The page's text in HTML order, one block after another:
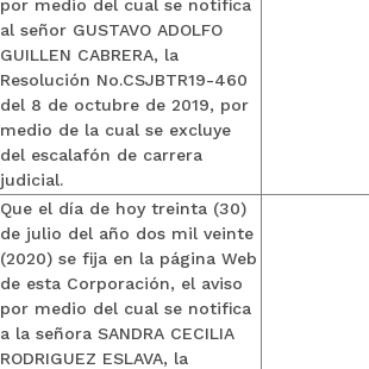
por medio del cual se notifica
al señor GUSTAVO ADOLFO
GUILLEN CABRERA, la
Resolución No.CSJBTR19-460
del 8 de octubre de 2019, por
medio de la cual se excluye
del escalafón de carrera
judicial.
Que el día de hoy treinta (30)
de julio del año dos mil veinte
(2020) se fija en la página Web
de esta Corporación, el aviso
por medio del cual se notifica
a la señora SANDRA CECILIA
RODRIGUEZ ESLAVA, la